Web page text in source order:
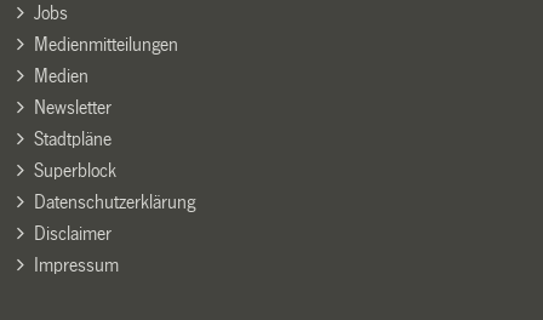
Jobs
Medienmitteilungen
Medien
Newsletter
Stadtpläne
Superblock
Datenschutzerklärung
Disclaimer
Impressum